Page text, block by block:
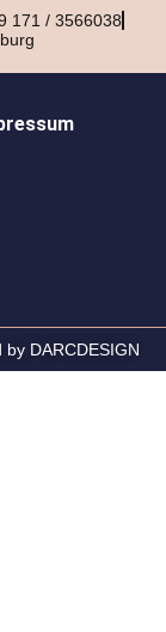
171 / 3566038
DARCDESIGN